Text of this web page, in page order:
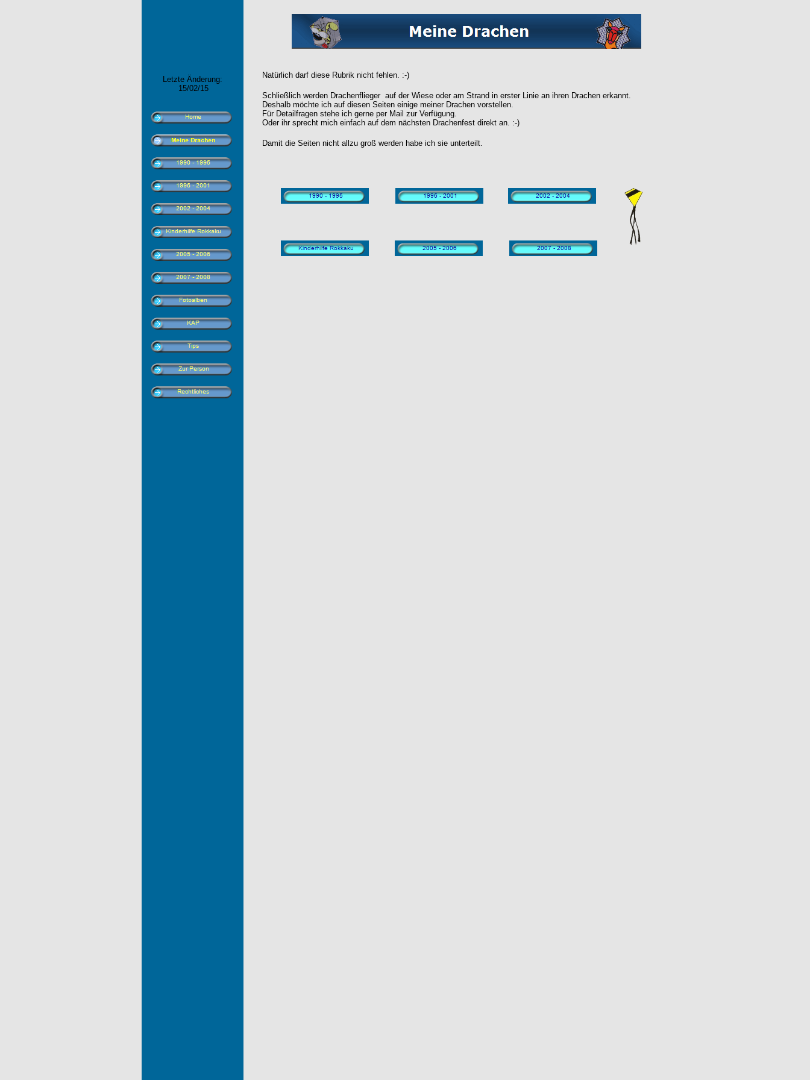
Letzte Änderung:
15/02/15
Natürlich darf diese Rubrik nicht fehlen. :-)
Schließlich werden Drachenflieger auf der Wiese oder am Strand in erster Linie an ihren Drachen erkannt.
Deshalb möchte ich auf diesen Seiten einige meiner Drachen vorstellen.
Für Detailfragen stehe ich gerne per Mail zur Verfügung.
Oder ihr sprecht mich einfach auf dem nächsten Drachenfest direkt an. :-)
Damit die Seiten nicht allzu groß werden habe ich sie unterteilt.